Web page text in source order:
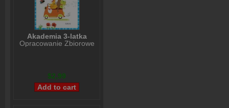
Akademia 3-latka
Opracowanie Zbiorowe
$2,99